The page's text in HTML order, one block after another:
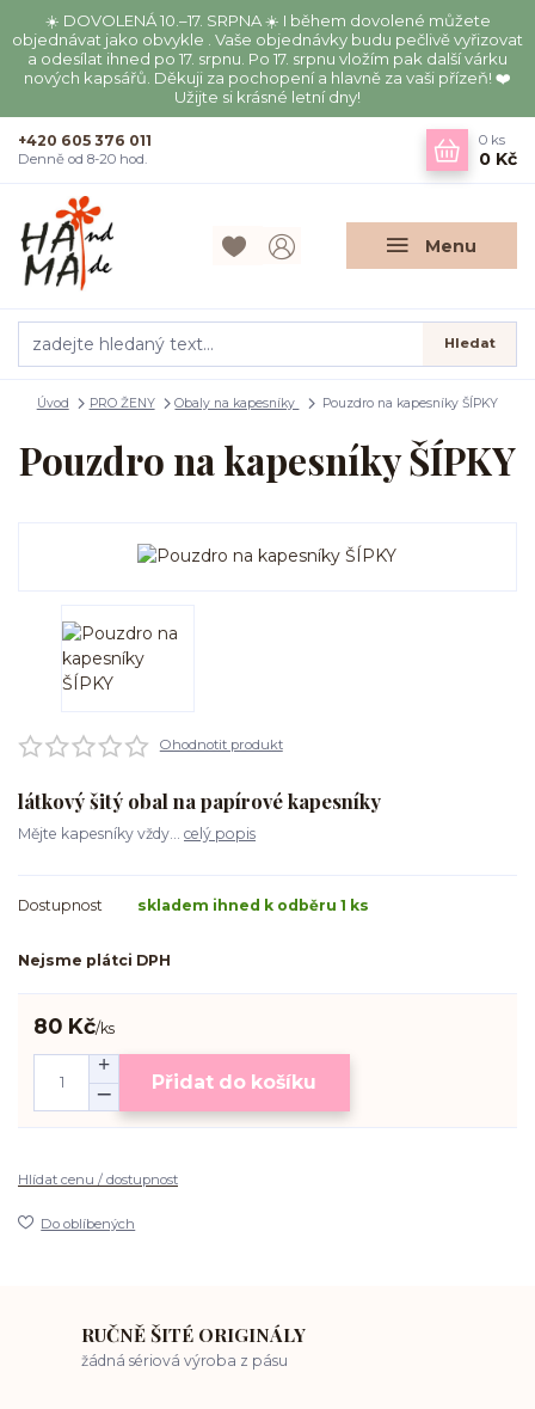
☀️ DOVOLENÁ 10.–17. SRPNA ☀️ I během dovolené můžete
objednávat jako obvykle . Vaše objednávky budu pečlivě vyřizovat
a odesílat ihned po 17. srpnu. Po 17. srpnu vložím pak další várku
nových kapsářů. Děkuji za pochopení a hlavně za vaši přízeň! ❤️
Užijte si krásné letní dny!
Menu
Hledat
+420 605 376 011
Denně od 8-20 hod.
0 ks
0 Kč
Úvod PRO ŽENY Obaly na kapesníky Pouzdro na kapesníky ŠÍPKY
Pouzdro na kapesníky ŠÍPKY
Ohodnotit produkt
látkový šitý obal na papírové kapesníky
Mějte kapesníky vždy... celý popis
Dostupnost skladem ihned k odběru 1 ks
Nejsme plátci DPH
80 Kč/ks
Přidat do košíku
Hlídat cenu / dostupnost
Do oblíbených
RUČNĚ ŠITÉ ORIGINÁLY
žádná sériová výroba z pásu